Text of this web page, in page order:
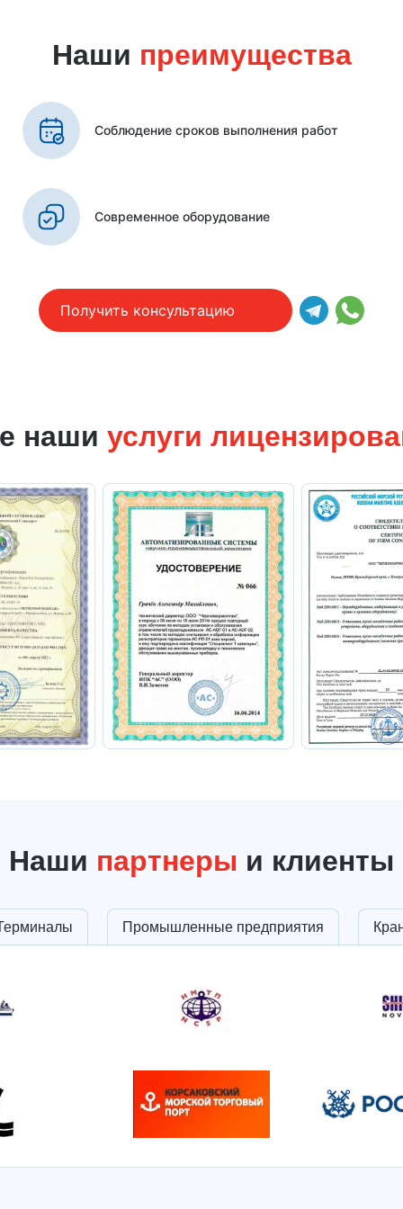
Наши преимущества
Соблюдение сроков выполнения работ
Современное оборудование
Получить консультацию
наши услуги
Наши партнеры и клиенты
Промышленные предприятия